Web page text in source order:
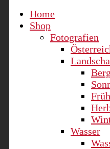
Home
Shop
Fotografien
Wasser